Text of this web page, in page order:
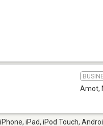
Amot,
iPad, iPod Touch,